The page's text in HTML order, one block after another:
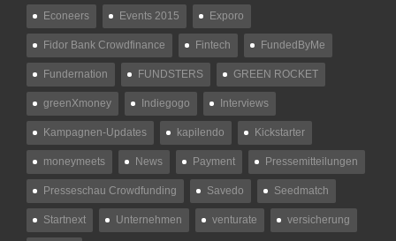
Econeers Events 2015 Exporo
Fidor Bank Crowdfinance Fintech FundedByMe
Fundernation FUNDSTERS GREEN ROCKET
greenXmoney Indiegogo Interviews
Kampagnen-Updates kapilendo Kickstarter
moneymeets News Payment Pressemitteilungen
Presseschau Crowdfunding Savedo Seedmatch
Startnext Unternehmen venturate versicherung